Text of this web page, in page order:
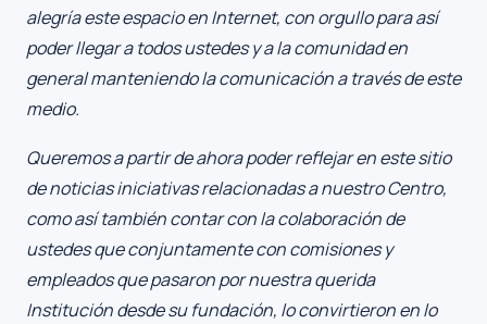
alegría este espacio en Internet, con orgullo para así
poder llegar a todos ustedes y a la comunidad en
general manteniendo la comunicación a través de este
medio.
Queremos a partir de ahora poder reflejar en este sitio
de noticias iniciativas relacionadas a nuestro Centro,
como así también contar con la colaboración de
ustedes que conjuntamente con comisiones y
empleados que pasaron por nuestra querida
Institución desde su fundación, lo convirtieron en lo